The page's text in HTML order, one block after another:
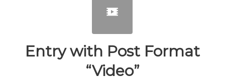
Entry with Post Format
“Video”